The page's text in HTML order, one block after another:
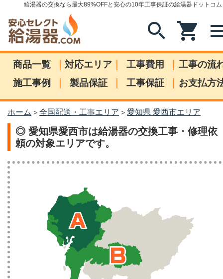
給湯器の交換なら最大89%OFFと安心の10年工事保証の給湯器ドットコム
search shopping_cart
商品一覧 | 対応エリア | 工事費用 | 工事の流
施工事例
| 製品保証 | 工事保証 | お支払方
ホーム > 全国配送・工事エリア > 愛知県 愛西市エリア
◎ 愛知県愛西市は給湯器の交換工事・修理依
頼の対象エリアです。